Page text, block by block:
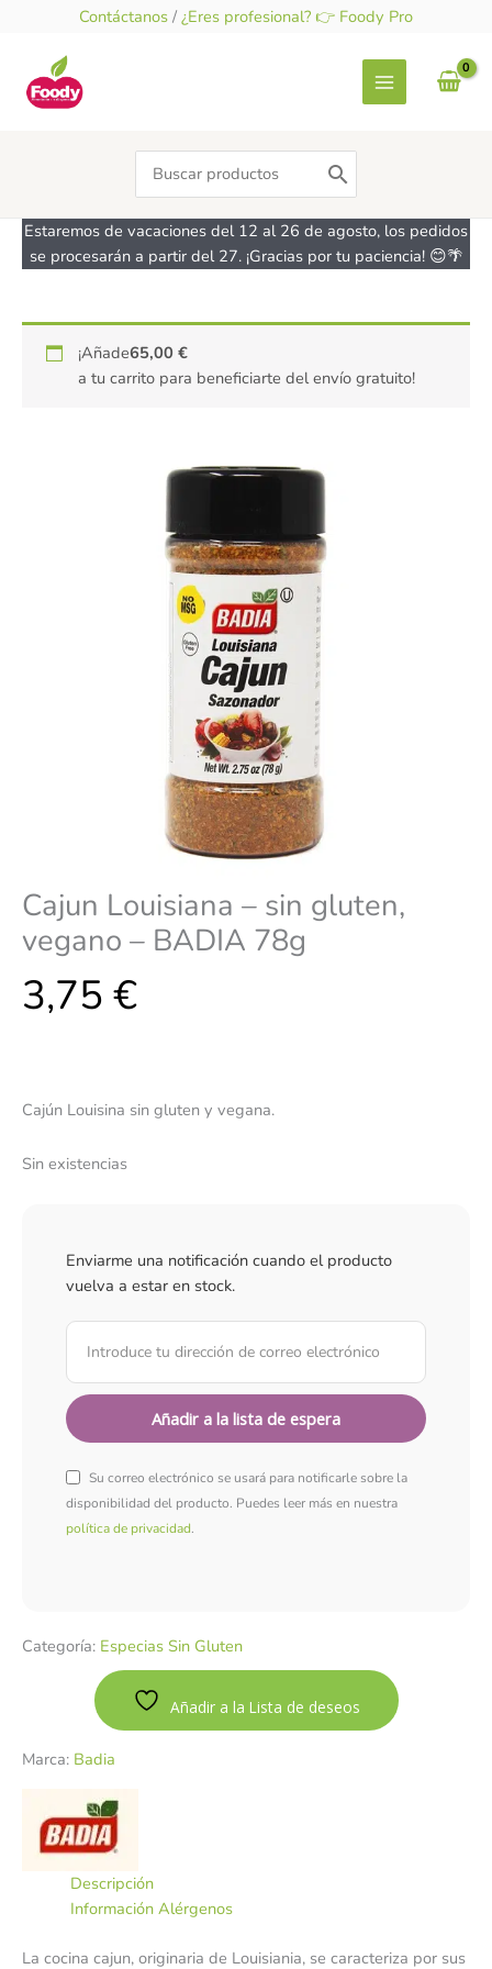
contenido
Contáctanos / ¿Eres profesional? 👉 Foody Pro
Search
for:
Estaremos de vacaciones del 12 al 26 de agosto, los pedidos
se procesarán a partir del 27. ¡Gracias por tu paciencia! 😊🌴
¡Añade65,00€
a tu carrito para beneficiarte del envío gratuito!
Cajun Louisiana – sin gluten,
vegano – BADIA 78g
3,75 €
Cajún Louisina sin gluten y vegana.
Sin existencias
Enviarme una notificación cuando el producto
vuelva a estar en stock.
Su correo electrónico se usará para notificarle sobre la
disponibilidad del producto. Puedes leer más en nuestra
política de privacidad.
Categoría: Especias Sin Gluten
Añadir a la Lista de deseos
Marca: Badia
Descripción
Información Alérgenos
La cocina cajun, originaria de Louisiania, se caracteriza por sus